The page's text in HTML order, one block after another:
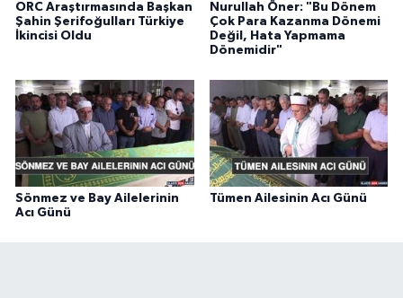
ORC Araştırmasında Başkan
Şahin Şerifoğulları Türkiye
İkincisi Oldu
Nurullah Öner: "Bu Dönem
Çok Para Kazanma Dönemi
Değil, Hata Yapmama
Dönemidir"
Sönmez ve Bay Ailelerinin
Acı Günü
Tümen Ailesinin Acı Günü